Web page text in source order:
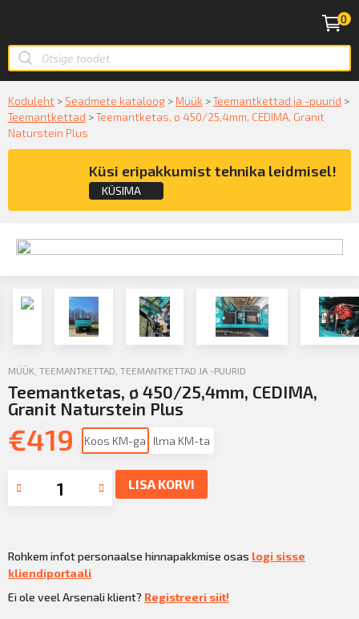
0
Koduleht > Seadmete kataloog > Müük >Teemantkettad ja -puurid >
Teemantkettad >Teemantketas, ø 450/25,4mm, CEDIMA, Granit
Naturstein Plus
Küsi eripakkumist tehnika leidmisel!
KÜSIMA
MÜÜK TEEMANTKETTAD TEEMANTKETTAD JA -PUURID
Teemantketas, ø 450/25,4mm, CEDIMA,
Granit Naturstein Plus
€419 Koos KM-ga Ilma KM-ta
LISA KORVI
Rohkem infot personaalse hinnapakkmise osas logi sisse
kliendiportaali
Ei ole veel Arsenali klient? Registreeri siit!